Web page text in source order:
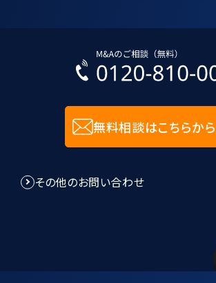
壊、改竄及び漏洩などを防止
入力された個人情報に関しては
8.個人情報管理規程に関して
当社は、個人情報管理規程を
人情報に関する法令及びその
適合させ、これらを遵守いたし
当社は、個人情報管理規程の見
改善を継続的に行います。
無料相談はこちらから
その他のお問い合わせ